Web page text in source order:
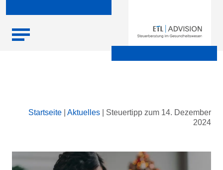
Startseite Aktuelles
Steuertipp zum 14. Dezember
2024